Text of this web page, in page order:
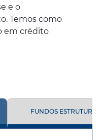
e o
Temos como
em crédito
FUNDOS